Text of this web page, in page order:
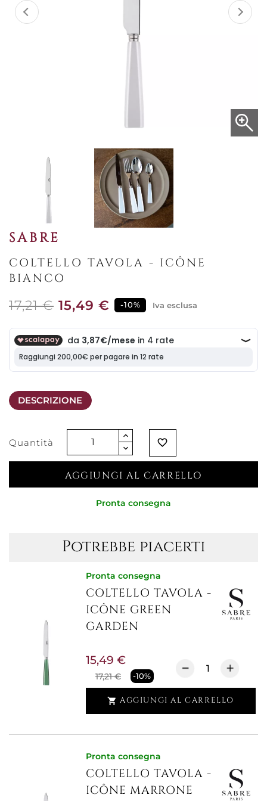
SABRE
COLTELLO TAVOLA - ICÔNE
BIANCO
17,21 € 15,49 € -10% Iva esclusa
DESCRIZIONE
Quantità favorite_border
AGGIUNGI AL CARRELLO
Pronta consegna
Potrebbe piacerti
Pronta consegna
COLTELLO TAVOLA -
ICÔNE GREEN
GARDEN
17,21 € -10%
15,49 €
 AGGIUNGI AL CARRELLO
Pronta consegna
COLTELLO TAVOLA -
ICÔNE MARRONE